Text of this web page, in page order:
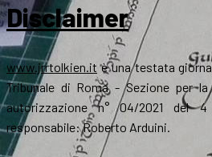
Disclaimer
www.jrrtolkien.it è una testata
Tribunale di Roma - Sezione per la
autorizzazione n° 04/2021 del
responsabile: Roberto Arduini.